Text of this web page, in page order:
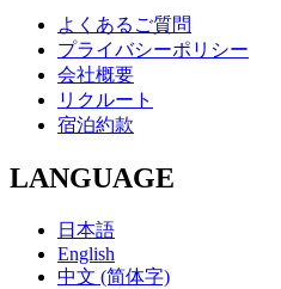
よくあるご質問
プライバシーポリシー
会社概要
リクルート
宿泊約款
LANGUAGE
日本語
English
中文 (简体字)